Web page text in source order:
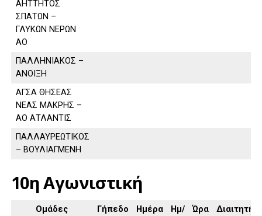
ΑΗΤΤΗΤΟΣ
ΣΠΑΤΩΝ –
ΓΛΥΚΩΝ ΝΕΡΩΝ
ΑΟ
ΠΑΛΛΗΝΙΑΚΟΣ –
ΑΝΟΙΞΗ
ΑΓΣΑ ΘΗΣΕΑΣ
ΝΕΑΣ ΜΑΚΡΗΣ –
ΑΟ ΑΤΛΑΝΤΙΣ
ΠΑΛΛΑΥΡΕΩΤΙΚΟΣ
– ΒΟΥΛΙΑΓΜΕΝΗ
10η Αγωνιστική
Ομάδες Γήπεδο Ημέρα
Ημ/
Ώρα
Διαιτητής,